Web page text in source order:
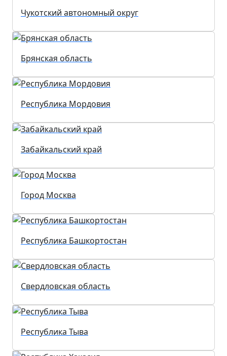
Чукотский автономный округ
Брянская область
Республика Мордовия
Забайкальский край
Город Москва
Республика Башкортостан
Свердловская область
Республика Тыва